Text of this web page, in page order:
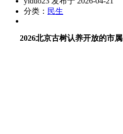
分类： 民生
2026北京古树认养开放的市